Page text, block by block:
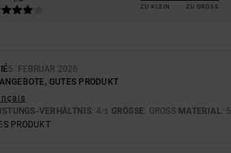
ZU KLEIN ZU GROSS
5. FEBRUAR 2026
GUTES PRODUKT
VERHÄLTNIS: 4/5 GRÖSSE : GROSS MATERIAL: 5
PRODUKT